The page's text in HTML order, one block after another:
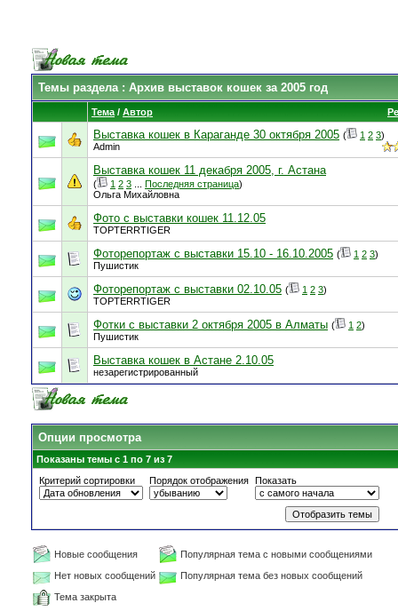
Темы раздела: Архив выставок кошек за 2005 год
Тема / Автор
Выставка кошек в Караганде 30 октября 2005 ( 1 2 3)
Admin
Выставка кошек 11 декабря 2005, г. Астана
( 1 2 3 Последняя страница)
Ольга Михайловна
Фото с выставки кошек 11.12.05
TOPTERRTIGER
Фоторепортаж с выставки 15.10 - 16.10.2005 ( 1 2 3)
Пушистик
Фоторепортаж с выставки 02.10.05 ( 1 2 3)
TOPTERRTIGER
Фотки с выставки 2 октября 2005 в Алматы ( 1 2)
Пушистик
Выставка кошек в Астане 2.10.05
незарегистрированный
Опции просмотра
Показаны темы с 1 по 7 из 7
Критерий сортировки
Порядок отображения Показать
Новые сообщения
Популярная тема с новыми сообщениями
Нет новых сообщений
Популярная тема без новых сообщений
Тема закрыта